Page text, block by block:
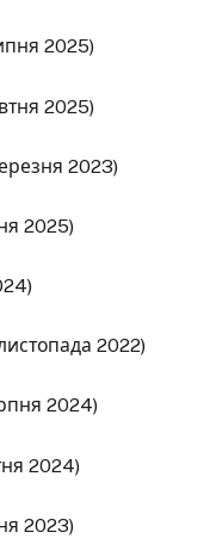
2025)
2025)
2023)
2025)
2022)
2024)
2024)
2023)